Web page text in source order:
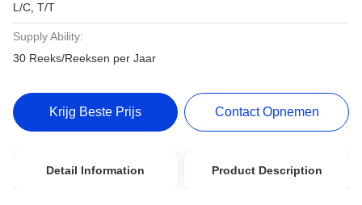
L/C, T/T
Supply Ability:
30 Reeks/Reeksen per Jaar
Krijg Beste Prijs Contact Opnemen
Detail Information Product Description